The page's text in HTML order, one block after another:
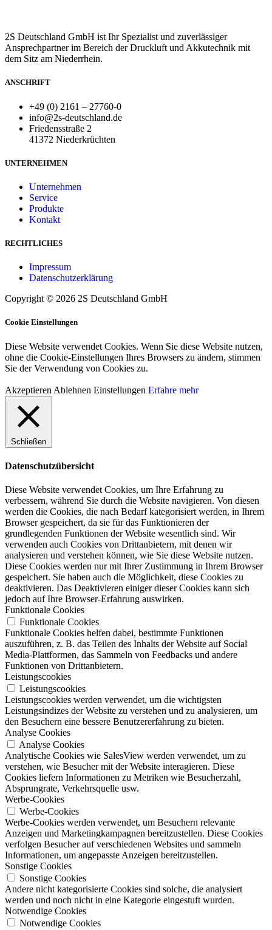
2S Deutschland GmbH ist Ihr Spezialist und zuverlässiger
Ansprechpartner im Bereich der Druckluft und Akkutechnik mit
dem Sitz am Niederrhein.
ANSCHRIFT
+49 (0) 2161 – 27760-0
info@2s-deutschland.de
Friedensstraße 2
41372 Niederkrüchten
UNTERNEHMEN
Unternehmen
Service
Produkte
Kontakt
RECHTLICHES
Impressum
Datenschutzerklärung
Copyright © 2026 2S Deutschland GmbH
Cookie Einstellungen
Diese Website verwendet Cookies. Wenn Sie diese Website nutzen,
ohne die Cookie-Einstellungen Ihres Browsers zu ändern, stimmen
Sie der Verwendung von Cookies zu.
Akzeptieren Ablehnen Einstellungen Erfahre mehr
Schließen
Datenschutzübersicht
Diese Website verwendet Cookies, um Ihre Erfahrung zu
verbessern, während Sie durch die Website navigieren. Von diesen
werden die Cookies, die nach Bedarf kategorisiert werden, in Ihrem
Browser gespeichert, da sie für das Funktionieren der
grundlegenden Funktionen der Website wesentlich sind. Wir
verwenden auch Cookies von Drittanbietern, mit denen wir
analysieren und verstehen können, wie Sie diese Website nutzen.
Diese Cookies werden nur mit Ihrer Zustimmung in Ihrem Browser
gespeichert. Sie haben auch die Möglichkeit, diese Cookies zu
deaktivieren. Das Deaktivieren einiger dieser Cookies kann sich
jedoch auf Ihre Browser-Erfahrung auswirken.
Funktionale Cookies
Funktionale Cookies
Funktionale Cookies helfen dabei, bestimmte Funktionen
auszuführen, z. B. das Teilen des Inhalts der Website auf Social
Media-Plattformen, das Sammeln von Feedbacks und andere
Funktionen von Drittanbietern.
Leistungscookies
Leistungscookies
Leistungscookies werden verwendet, um die wichtigsten
Leistungsindizes der Website zu verstehen und zu analysieren, um
den Besuchern eine bessere Benutzererfahrung zu bieten.
Analyse Cookies
Analyse Cookies
Analytische Cookies wie SalesView werden verwendet, um zu
verstehen, wie Besucher mit der Website interagieren. Diese
Cookies liefern Informationen zu Metriken wie Besucherzahl,
Absprungrate, Verkehrsquelle usw.
Werbe-Cookies
Werbe-Cookies
Werbe-Cookies werden verwendet, um Besuchern relevante
Anzeigen und Marketingkampagnen bereitzustellen. Diese Cookies
verfolgen Besucher auf verschiedenen Websites und sammeln
Informationen, um angepasste Anzeigen bereitzustellen.
Sonstige Cookies
Sonstige Cookies
Andere nicht kategorisierte Cookies sind solche, die analysiert
werden und noch nicht in eine Kategorie eingestuft wurden.
Notwendige Cookies
Notwendige Cookies